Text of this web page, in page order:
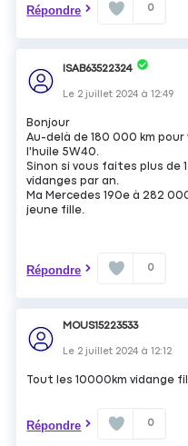
Répondre 0
ISAB63522324
Le 2 juillet 2024 à12:49
Bonjour
Au-delà de 180 000 km
l'huile 5W40.
Sinon si vous faites plus de
vidanges par an.
Ma Mercedes 190e à 282
jeune fille.
Répondre 0
MOUS15223533
Le 2 juillet 2024 à12:12
Tout les 10000km vidange
Répondre 0